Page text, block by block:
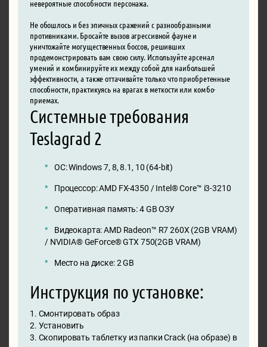
невероятные способности персонажа.
Не обошлось и без эпичных сражений с разнообразными
противниками. Бросайте вызов агрессивной фауне и
уничтожайте могущественных боссов, решивших
продемонстрировать вам свою силу. Используйте арсенал
умений и комбинируйте их между собой для наибольшей
эффективности, а также оттачивайте только что приобретенные
способности, практикуясь на врагах в меткости или комбо-
приемах.
Системные требования
Teslagrad 2
ОС: Windows 7, 8, 8.1, 10 (64-bit)
Процессор: AMD FX-4350 / Intel® Core™ i3-3210
Оперативная память: 4 GB ОЗУ
Видеокарта: AMD Radeon™ R7 260X (2GB VRAM)
/ NVIDIA® GeForce® GTX 750(2GB VRAM)
Место на диске: 2 GB
Инструкция по установке:
1. Смонтировать образ
2. Установить
3. Скопировать таблетку из папки Crack (на образе) в